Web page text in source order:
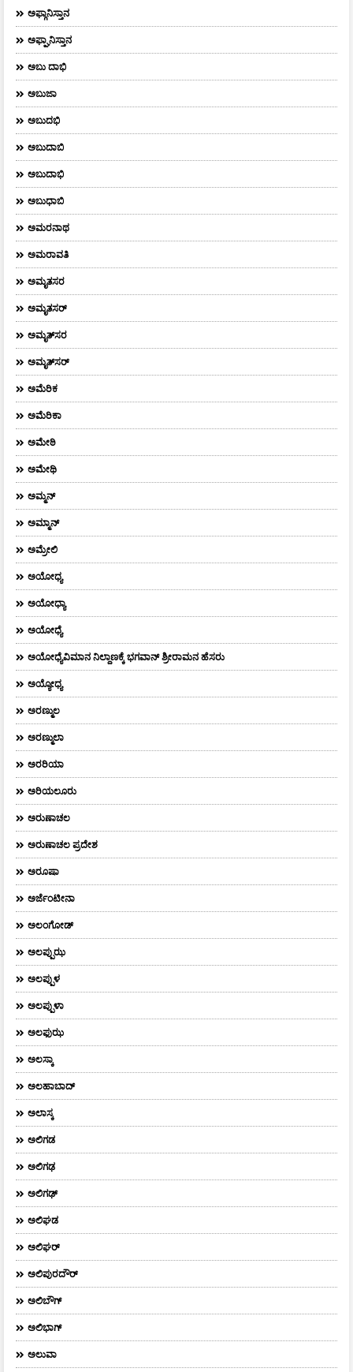
ಅಫ್ಗಾನಿಸ್ತಾನ
ಅಫ್ಘಾನಿಸ್ತಾನ
ಅಬು ದಾಭಿ
ಅಬುಜಾ
ಅಬುದಭಿ
ಅಬುದಾಬಿ
ಅಬುದಾಭಿ
ಅಬುಧಾಬಿ
ಅಮರನಾಥ
ಅಮರಾವತಿ
ಅಮೃತಸರ
ಅಮೃತಸರ್
ಅಮೃತ್‌ಸರ
ಅಮೃತ್​ಸರ್​
ಅಮೆರಿಕ
ಅಮೆರಿಕಾ
ಅಮೇಠಿ
ಅಮೇಥಿ
ಅಮ್ಮನ್‌
ಅಮ್ಮಾನ್
ಅಮ್ರೇಲಿ
ಅಯೋಧ್ಯ
ಅಯೋಧ್ಯಾ
ಅಯೋಧ್ಯೆ
ಅಯೋಧ್ಯೆವಿಮಾನ ನಿಲ್ದಾಣಕ್ಕೆ ಭಗವಾನ್ ಶ್ರೀರಾಮನ ಹೆಸರು
ಅಯ್ಯೋಧ್ಯ
ಅರಣ್ಮುಲ
ಅರಣ್ಮುಲಾ
ಅರರಿಯಾ
ಅರಿಯಲೂರು
ಅರುಣಾಚಲ
ಅರುಣಾಚಲ ಪ್ರದೇಶ
ಅರೂಷಾ
ಅರ್ಜೆಂಟೀನಾ
ಅಲಂಗೋಡ್
ಅಲಪ್ಪುಝ
ಅಲಪ್ಪುಳ
ಅಲಪ್ಪುಳಾ
ಅಲಫುಝ
ಅಲಸ್ಕಾ
ಅಲಹಾಬಾದ್
ಅಲಾಸ್ಕ
ಅಲಿಗಡ
ಅಲಿಗಢ
ಅಲಿಗಢ್
ಅಲಿಘಡ
ಅಲಿಘರ್
ಅಲಿಪುರದೌರ್‌
ಅಲಿಬೌಗ್
ಅಲಿಭಾಗ್
ಅಲುವಾ